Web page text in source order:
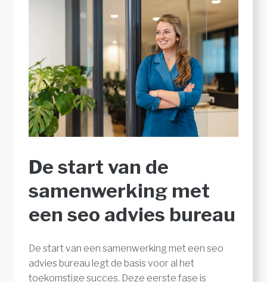
De start van de
samenwerking met
een seo advies bureau
De start van een samenwerking met een seo
advies bureau legt de basis voor al het
toekomstige succes. Deze eerste fase is